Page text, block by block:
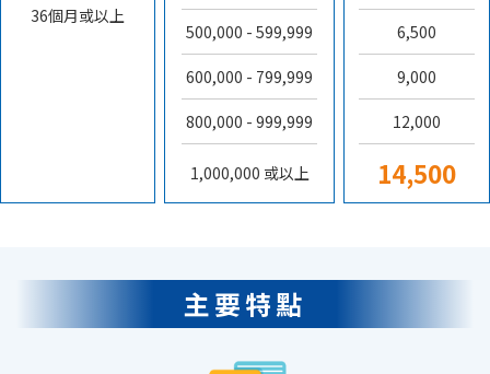
36個月或以上
500,000 - 599,999 6,500
600,000 - 799,999 9,000
800,000 - 999,999 12,000
1,000,000 或以上 14,500
主要特點